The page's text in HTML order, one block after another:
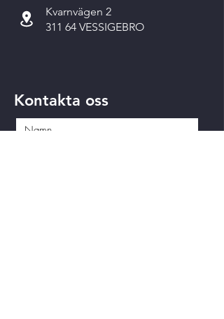
Kvarnvägen 2
311 64 VESSIGEBRO
Kontakta oss